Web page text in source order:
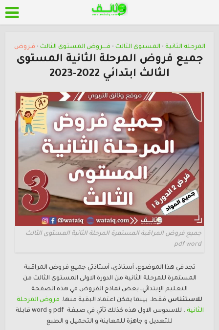
المرحلة الثانية • المستوى الثالث • فــــروض المستوى الثالث • فـروض
جميع فروض المرحلة الثانية المستوى
الثالث ابتدائي 2022-2023
جميع فروض المراقبة المستمرة المرحلة الثانية المستوى الثالث
pdf word
تجد في هذا الموضوع، أستاذي، أستاذتي جميع فروض المراقبة
المستمرة للمرحلة الثانية من الدورة الاولى المستوى الثالث من
التعليم الإبتدائي، بعض نماذج الفروض في هذه الصفحة
للاستئناس فقط. بينما يمكن اعتماد البقية منها. فروض المرحلة
الثانية
. للاسدوس الاول هذه كذلك تأتي في صيغة pdf و word قابلة
للتعديل و جاهزة للمعاينة و التحميل و الطبع